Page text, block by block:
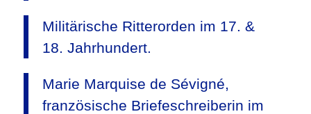
Militärische Ritterorden im 17. &
18. Jahrhundert.
Marie Marquise de Sévigné,
französische Briefeschreiberin im